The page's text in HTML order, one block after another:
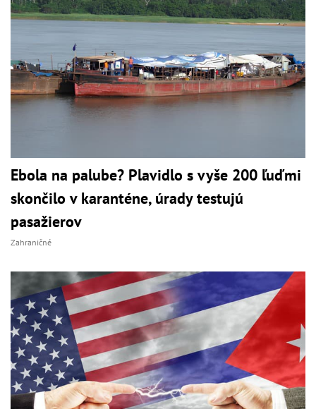
Ebola na palube? Plavidlo s vyše 200 ľuďmi
skončilo v karanténe, úrady testujú
pasažierov
Zahraničné